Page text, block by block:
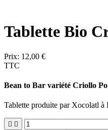
Tablette Bio
Prix: 12,00 €
TTC
Bean to Bar variété Criollo
Tablette produite par Xocolatl
 